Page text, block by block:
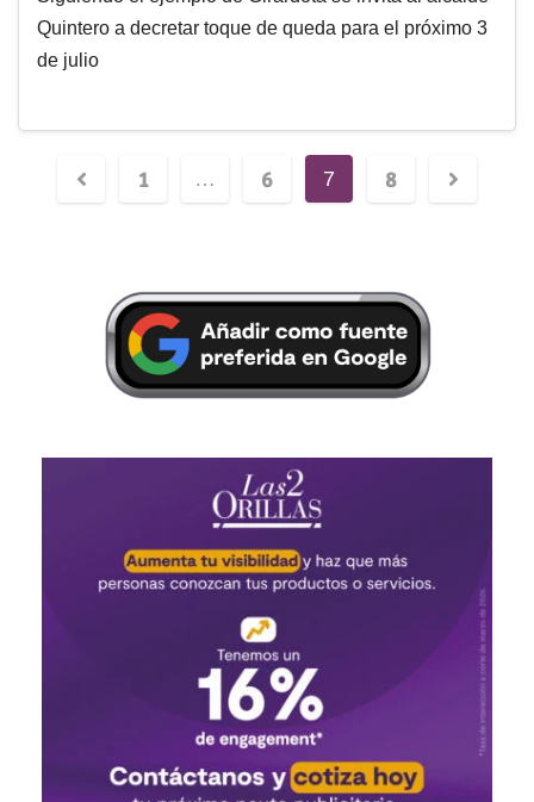
Quintero a decretar toque de queda para el próximo 3
de julio
1 … 6 7 8